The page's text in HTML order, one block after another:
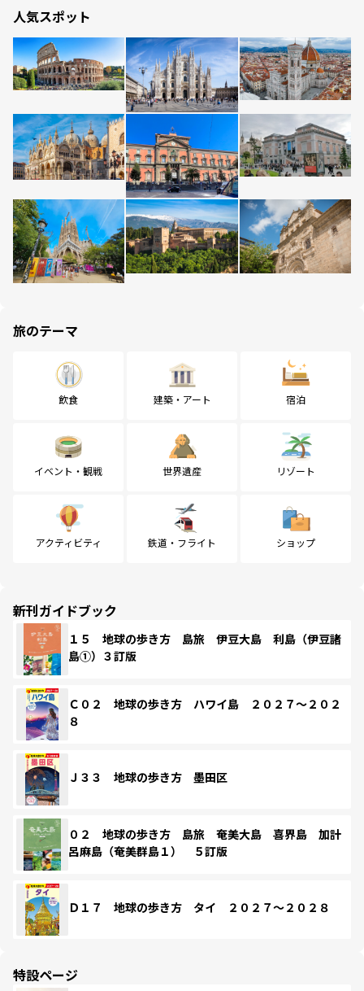
人気スポット
旅のテーマ
飲食 建築・アート 宿泊
イベント・観戦 世界遺産 リゾート
アクティビティ 鉄道・フライト ショップ
新刊ガイドブック
１５ 地球の歩き方 島旅 伊豆大島 利島（伊豆諸
島①）３訂版
Ｃ０２ 地球の歩き方 ハワイ島 ２０２７～２０２
８
Ｊ３３ 地球の歩き方 墨田区
０２ 地球の歩き方 島旅 奄美大島 喜界島 加計
呂麻島（奄美群島１） ５訂版
Ｄ１７ 地球の歩き方 タイ ２０２７～２０２８
特設ページ